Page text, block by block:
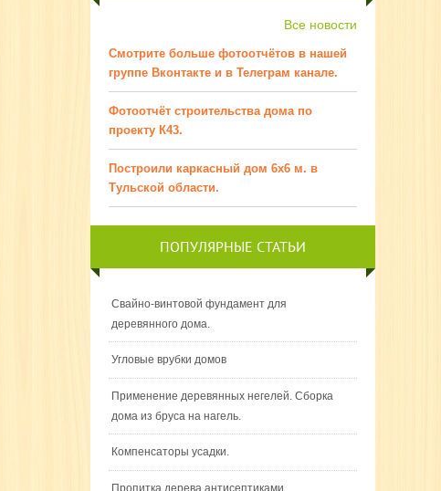
Все новости
Смотрите больше фотоотчётов в нашей
группе Вконтакте и в Телеграм канале.
Фотоотчёт строительства дома по
проекту К43.
Построили каркасный дом 6х6 м. в
Тульской области.
ПОПУЛЯРНЫЕ СТАТЬИ
Свайно-винтовой фундамент для
деревянного дома.
Угловые врубки домов
Применение деревянных негелей. Сборка
дома из бруса на нагель.
Компенсаторы усадки.
Пропитка дерева антисептиками